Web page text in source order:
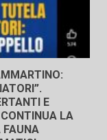
E
LA
FAUNA